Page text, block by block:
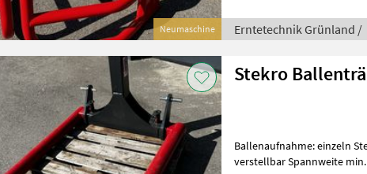
Neumaschine Erntetechnik Grünland /
Stekro
Ballenaufnahme: einzeln Stekro
verstellbar Spannweite